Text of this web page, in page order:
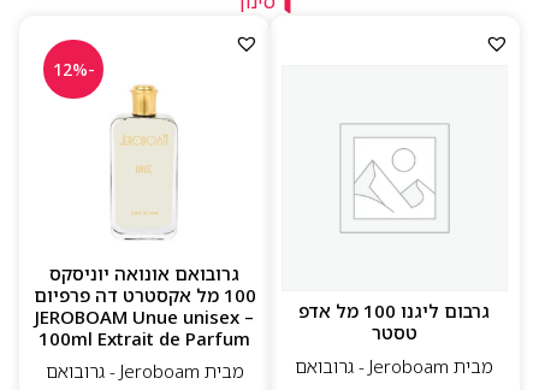
גרבום ליגנו 100 מל אדפ
טסטר
מבית Jeroboam - גרובואם
-12%
גרובואם אונואה יוניסקס
100 מל אקסטרט דה פרפיום
– JEROBOAM Unue unisex
100ml Extrait de Parfum
מבית Jeroboam - גרובואם